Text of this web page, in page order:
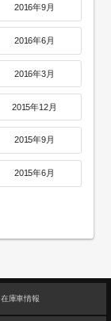
2016年9月
2016年6月
2016年3月
2015年12月
2015年9月
2015年6月
在庫車情報